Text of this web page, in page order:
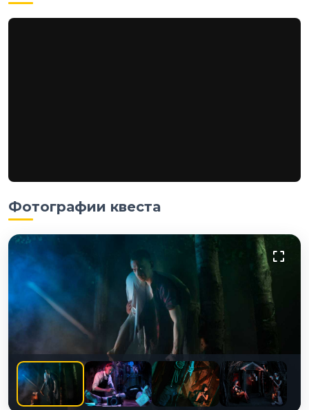
Фотографии квеста